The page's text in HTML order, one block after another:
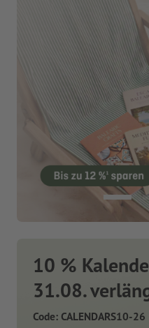
10 %
31.08.
Code: CALENDARS10-26